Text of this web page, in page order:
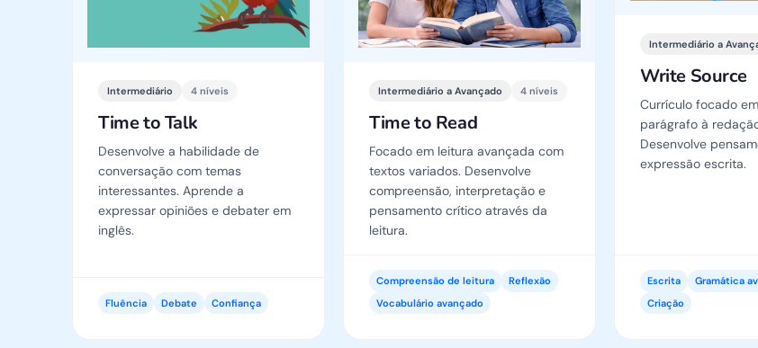
Intermediário 4 níveis
Time to Talk
Desenvolve a habilidade de
conversação com temas
interessantes. Aprende a
expressar opiniões e debater em
inglês.
Fluência Debate Confiança
Intermediário a Avançado 4 níveis
Time to Read
Focado em leitura avançada com
textos variados. Desenvolve
compreensão, interpretação e
pensamento crítico através da
leitura.
Compreensão de leitura
Reflexão
Vocabulário avançado
Intermediário a
Write Source
Currículo focado
parágrafo à
Desenvolve
expressão escrita.
Escrita
Gramática
Criação